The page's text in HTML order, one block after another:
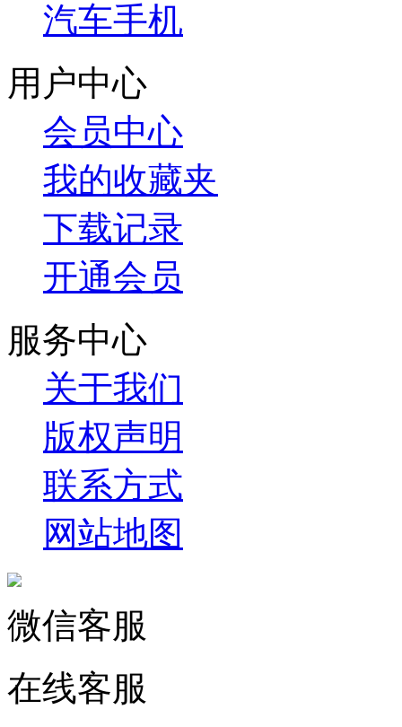
汽车手机
用户中心
会员中心
我的收藏夹
下载记录
开通会员
服务中心
关于我们
版权声明
联系方式
网站地图
微信客服
在线客服